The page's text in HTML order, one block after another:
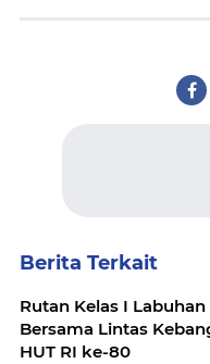
Berita Terkait
Rutan Kelas I
Bersama Lintas
HUT RI ke-80